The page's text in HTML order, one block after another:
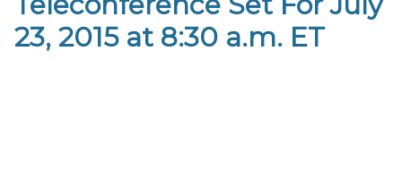
23, 2015 at 8:30 a.m. ET